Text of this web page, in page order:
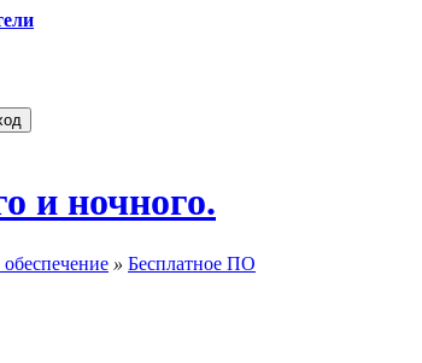
и ночного.
» Бесплатное ПО